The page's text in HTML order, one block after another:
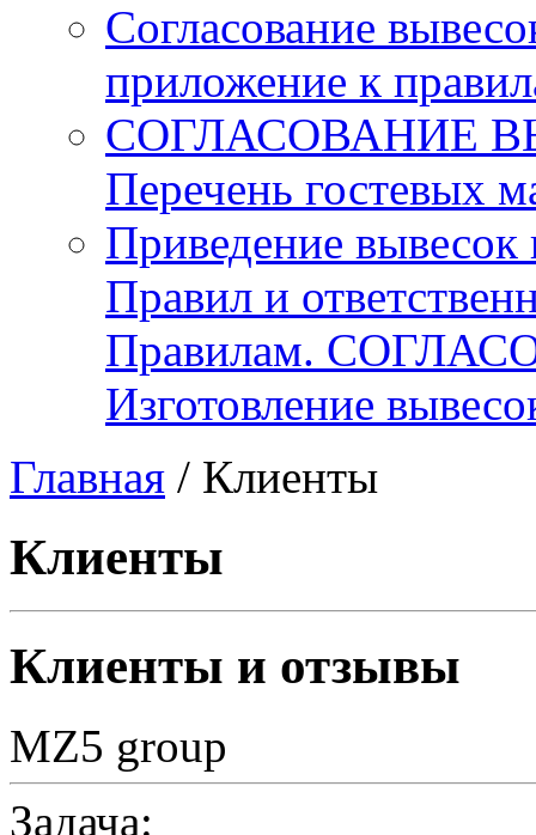
Согласование
приложение к
СОГЛАСОВАНИЕ
Перечень гостевых
Приведение вывесок
Правил и
Правилам.
Изготовление
Главная / Клиенты
Клиенты
Клиенты и отзывы
MZ5 group
Задача: